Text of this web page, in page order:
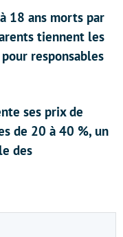
18 ans morts par
tiennent les
responsables
ses prix de
de 20 à 40 %, un
des